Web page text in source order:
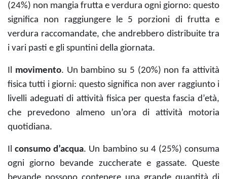
(24%) non mangia frutta e verdura ogni giorno: questo
significa non raggiungere le 5 porzioni di frutta e
verdura raccomandate, che andrebbero distribuite tra
i vari pasti e gli spuntini della giornata.
movimento. Un bambino su 5 (20%) non fa attività
fisica tutti i giorni: questo significa non aver raggiunto i
livelli adeguati di attività fisica per questa fascia d’età,
che prevedono almeno un’ora di attività motoria
quotidiana.
Ilconsumo d’acqua. Un bambino su 4 (25%) consuma
ogni giorno bevande zuccherate e gassate. Queste